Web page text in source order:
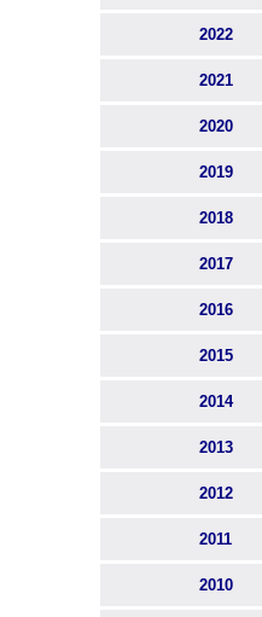
2022
2021
2020
2019
2018
2017
2016
2015
2014
2013
2012
2011
2010